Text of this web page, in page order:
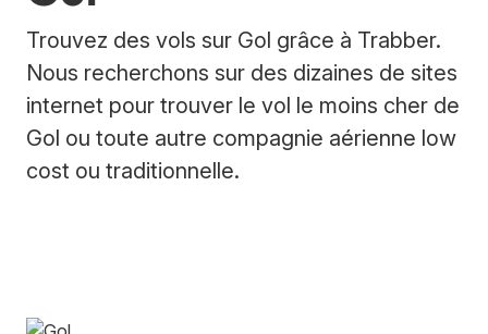
Trouvez des vols sur Gol grâce à Trabber.
Nous recherchons sur des dizaines de sites
internet pour trouver le vol le moins cher de
Gol ou toute autre compagnie aérienne low
cost ou traditionnelle.